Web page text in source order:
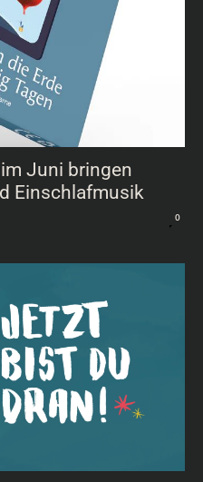
Juni bringen
Einschlafmusik
0